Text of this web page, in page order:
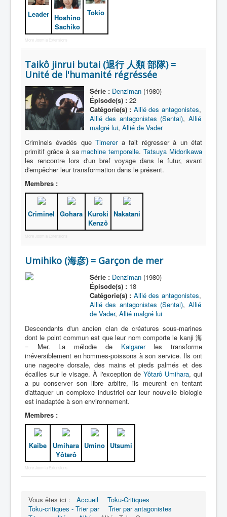
Subalterne
Identité humaine
Malfaiteur
Leader Hoshino
Sachiko
Tokio
More Joomla Extensions
Taikô jinrui butai (退行 人類 部隊) =
Unité de l'humanité régréssée
Série : Denziman(1980)
Épisode(s) :22
Catégorie(s) : Allié des antagonistes,
Allié des antagonistes (Sentai), Allié
malgré lui, Allié de Vader
Criminels évadés queTimerera fait régresser à un état
primitif grâce à sa machine temporelle.Tatsuya Midorikawa
les rencontre lors d'un bref voyage dans le futur, avant
d'empêcher leur transformation dans le présent.
Membres :
Criminel Gohara Kuroki
Kenzô
Nakatani
More Joomla Extensions
Umihiko (海彦) = Garçon de mer
Série : Denziman(1980)
Épisode(s) :18
Catégorie(s) : Allié des antagonistes,
Allié des antagonistes (Sentai), Allié
de Vader, Allié malgré lui
Descendants d'un ancien clan de créatures sous-marines
dont le point commun est que leur nom comporte le kanji 海
= Mer. La mélodie de Kaigarerles transforme
irréversiblement en hommes-poissons à son service. Ils ont
une nageoire dorsale, des mains et pieds palmés et des
écailles sur le visage. À l'exception de Yôtarô Umihara, qui
a pu conserver son libre arbitre, ils meurent en tentant
d'attaquer un complexe industriel car leur nouvelle biologie
est inadaptée à son environnement.
Membres :
Kaibe
Umihara
Yôtarô
Umino Utsumi
More Joomla Extensions
Vous êtes ici : Accueil
Toku-Critiques
Toku-critiques - Trier par
Trier par antagonistes